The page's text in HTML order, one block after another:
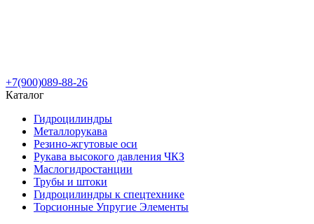
+7(900)089-88-26
Каталог
Гидроцилиндры
Металлорукава
Резино-жгутовые оси
Рукава высокого давления ЧКЗ
Маслогидростанции
Трубы и штоки
Гидроцилиндры к спецтехнике
Торсионные Упругие Элементы